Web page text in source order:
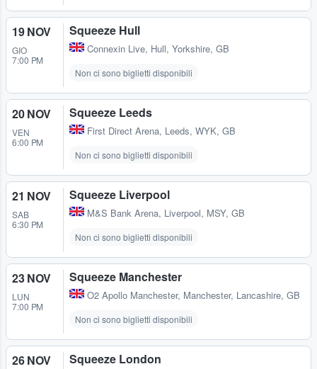
19 NOV
GIO
7:00 PM
Squeeze Hull
Connexin Live, Hull, Yorkshire, GB
Non ci sono biglietti disponibili
20 NOV
VEN
6:00 PM
Squeeze Leeds
First Direct Arena, Leeds, WYK, GB
Non ci sono biglietti disponibili
21 NOV
SAB
6:30 PM
Squeeze Liverpool
M&S Bank Arena, Liverpool, MSY, GB
Non ci sono biglietti disponibili
23 NOV
LUN
7:00 PM
Squeeze Manchester
O2 Apollo Manchester, Manchester, Lancashire, GB
Non ci sono biglietti disponibili
26 NOV Squeeze London